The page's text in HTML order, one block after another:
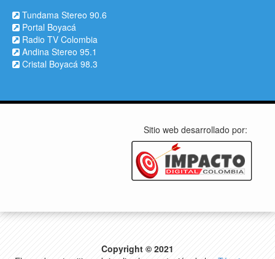
Tundama Stereo 90.6
Portal Boyacá
Radio TV Colombia
Andina Stereo 95.1
Cristal Boyacá 98.3
Sitio web desarrollado por:
Copyright © 2021